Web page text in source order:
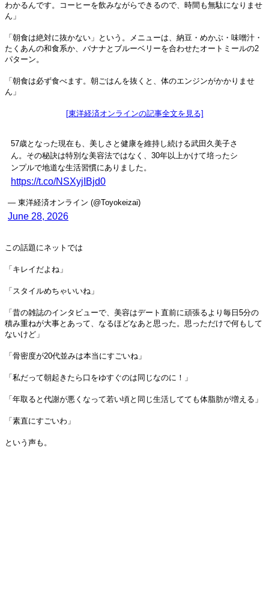
わかるんです。コーヒーを飲みながらできるので、時間も無駄になりませ
ん」
「朝食は絶対に抜かない」という。メニューは、納豆・めかぶ・味噌汁・
たくあんの和食系か、バナナとブルーベリーを合わせたオートミールの2
パターン。
「朝食は必ず食べます。朝ごはんを抜くと、体のエンジンがかかりませ
ん」
[東洋経済オンラインの記事全文を見る]
57歳となった現在も、美しさと健康を維持し続ける武田久美子さ
ん。その秘訣は特別な美容法ではなく、30年以上かけて培ったシ
ンプルで地道な生活習慣にありました。
https://t.co/NSXyjIBjd0
— 東洋経済オンライン (@Toyokeizai)
June 28, 2026
この話題にネットでは
「キレイだよね」
「スタイルめちゃいいね」
「昔の雑誌のインタビューで、美容はデート直前に頑張るより毎日5分の
積み重ねが大事とあって、なるほどなあと思った。思っただけで何もして
ないけど」
「骨密度が20代並みは本当にすごいね」
「私だって朝起きたら口をゆすぐのは同じなのに！」
「年取ると代謝が悪くなって若い頃と同じ生活してても体脂肪が増える」
「素直にすごいわ」
という声も。